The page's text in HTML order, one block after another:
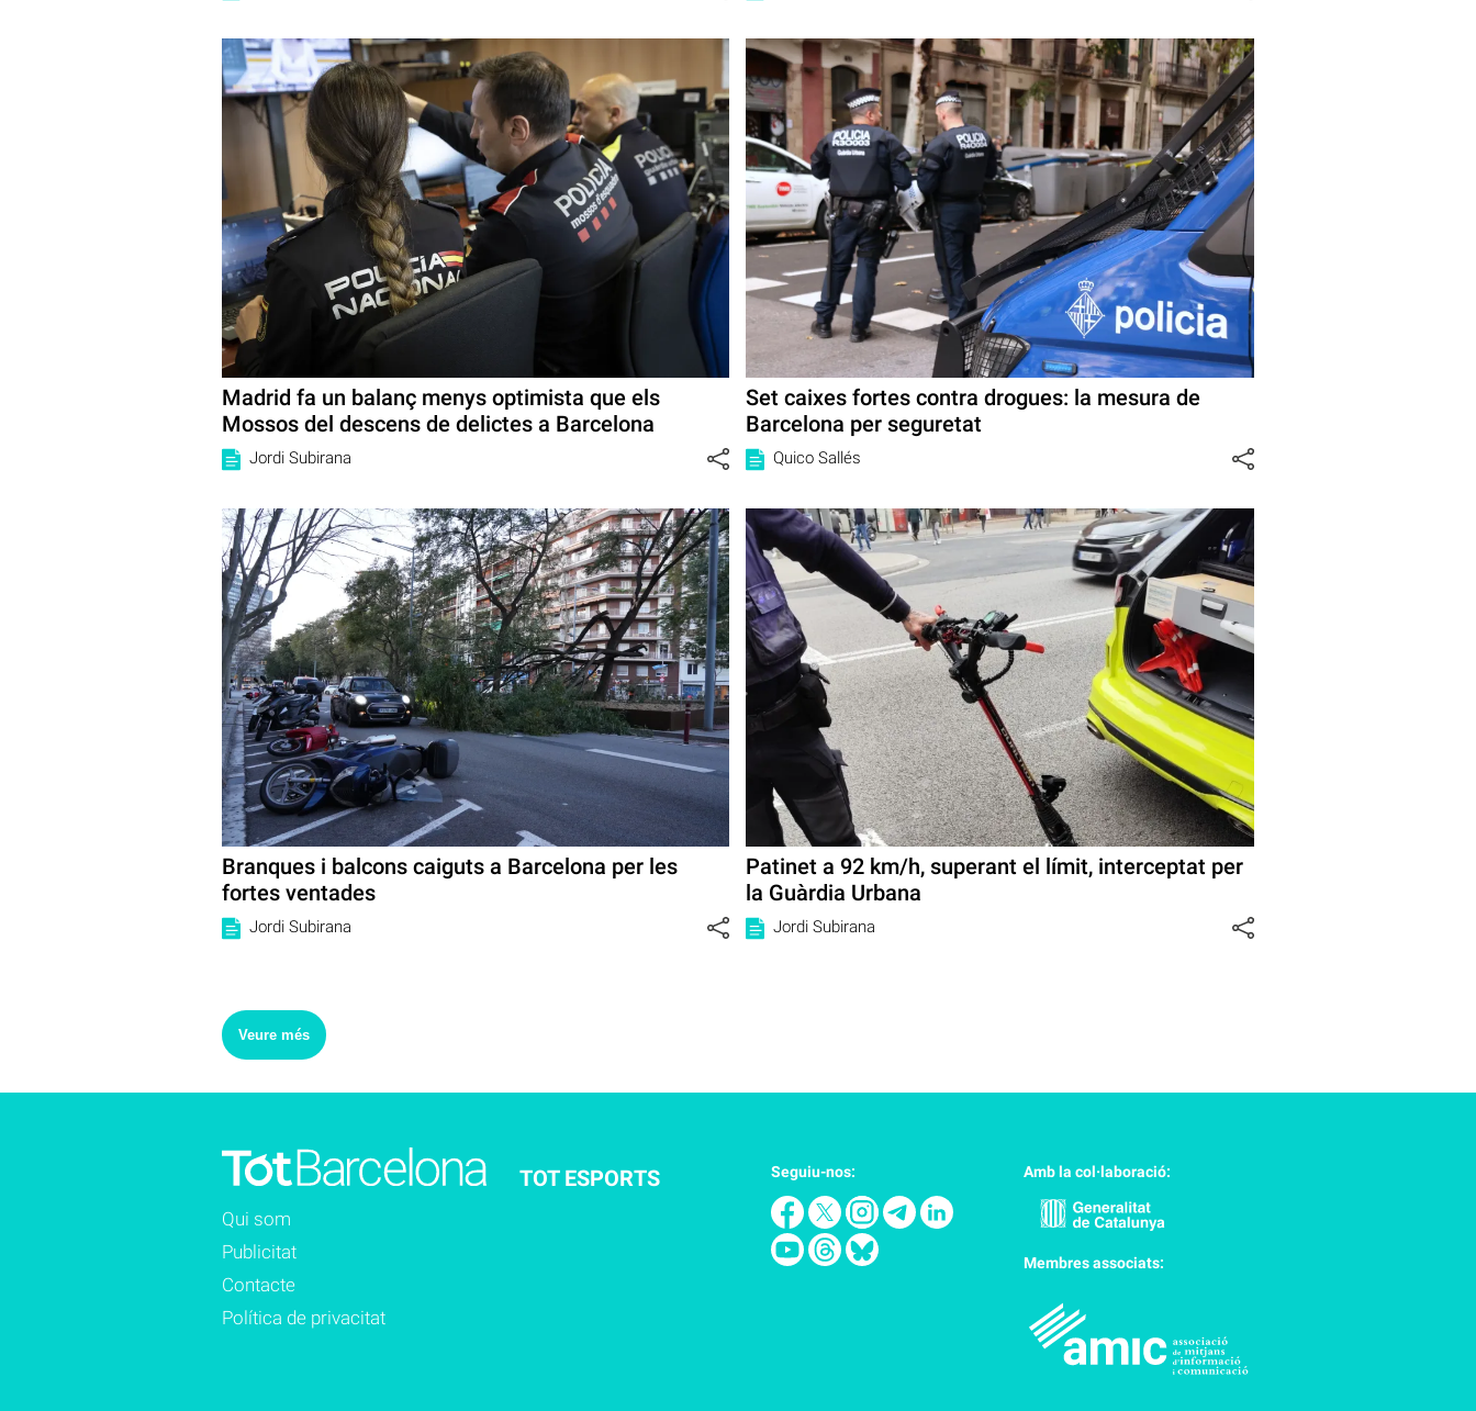
Madrid fa un balanç menys optimista que els
Mossos del descens de delictes a Barcelona
Jordi Subirana
Set caixes fortes contra drogues: la mesura de
Barcelona per seguretat
Quico Sallés
Branques i balcons caiguts a Barcelona per les
fortes ventades
Jordi Subirana
Patinet a 92 km/h, superant el límit, interceptat per
la Guàrdia Urbana
Jordi Subirana
Veure més
Qui som
Publicitat
Contacte
Política de privacitat
TOT ESPORTS Seguiu-nos: Amb la col·laboració:
Membres associats: